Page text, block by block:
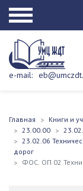
e-mail:
Главная Книги и
23.00.00
23.02.06
дорог
ФОС. ОП 02